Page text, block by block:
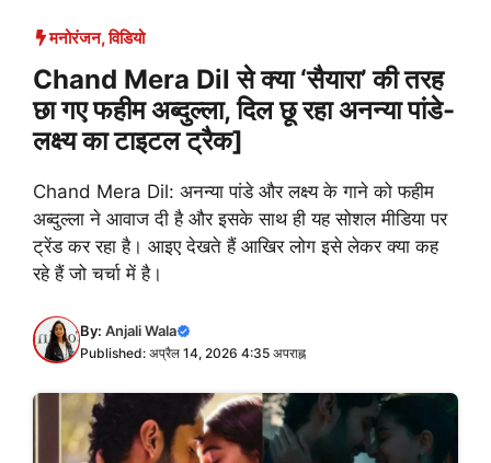
मनोरंजन,विडियो
Chand Mera Dil से क्या ‘सैयारा’ की तरह
छा गए फहीम अब्दुल्ला, दिल छू रहा अनन्या पांडे-
लक्ष्य का टाइटल ट्रैक]
Chand Mera Dil: अनन्या पांडे और लक्ष्य के गाने को फहीम
अब्दुल्ला ने आवाज दी है और इसके साथ ही यह सोशल मीडिया पर
ट्रेंड कर रहा है। आइए देखते हैं आखिर लोग इसे लेकर क्या कह
रहे हैं जो चर्चा में है।
By: Anjali Wala
Published: अप्रैल 14, 2026 4:35 अपराह्न